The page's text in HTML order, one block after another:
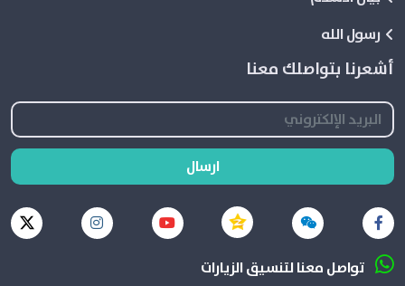
رسول الله
أشعرنا بتواصلك معنا
ارسال
تواصل معنا لتنسيق الزيارات